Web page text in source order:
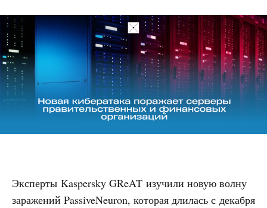
Эксперты Kaspersky GReAT изучили новую волну
заражений PassiveNeuron, которая длилась с декабря